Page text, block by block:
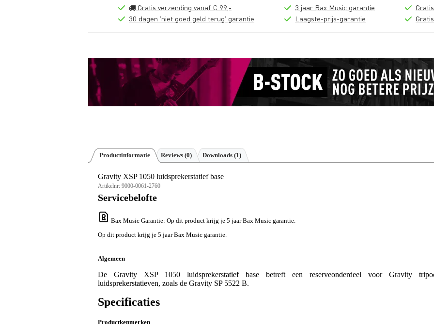
Gratis verzending vanaf € 99,-
30 dagen 'niet goed geld terug' garantie
3 jaar Bax Music garantie
Laagste-prijs-garantie
Productinformatie Reviews (0) Downloads (1)
Gravity XSP 1050 luidsprekerstatief base
Artikelnr: 9000-0061-2760
Servicebelofte
Bax Music Garantie: Op dit product krijg je 5 jaar Bax Music garantie.
Op dit product krijg je 5 jaar Bax Music garantie.
Algemeen
De Gravity XSP 1050 luidsprekerstatief base betreft een reserveonderdeel voor Gravity
luidsprekerstatieven, zoals de Gravity SP 5522 B.
Specificaties
Productkenmerken